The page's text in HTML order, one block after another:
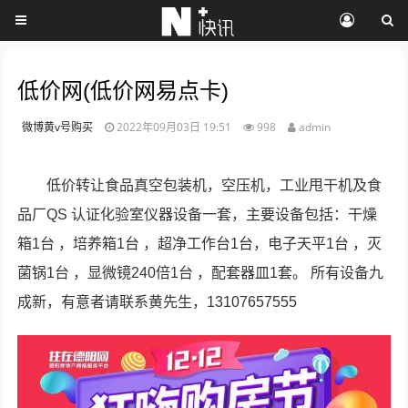
低价网(低价网易点卡)
微博黄v号购买 2022年09月03日 19:51 998 admin
低价转让食品真空包装机，空压机，工业甩干机及食
品厂QS 认证化验室仪器设备一套，主要设备包括：干燥
箱1台 ，培养箱1台 ，超净工作台1台，电子天平1台 ，灭
菌锅1台 ，显微镜240倍1台 ，配套器皿1套。 所有设备九
成新，有意者请联系黄先生，13107657555